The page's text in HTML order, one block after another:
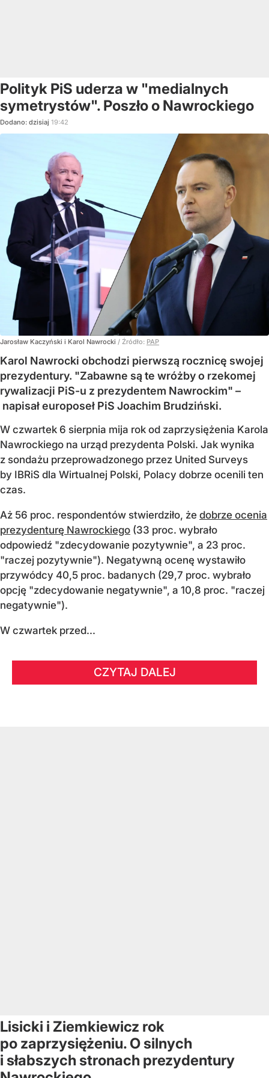
Polityk PiS uderza w "medialnych
symetrystów". Poszło o Nawrockiego
Dodano: dzisiaj 19:42
Jarosław Kaczyński i Karol Nawrocki / Źródło: PAP
Karol Nawrocki obchodzi pierwszą rocznicę swojej
prezydentury. "Zabawne są te wróżby o rzekomej
rywalizacji PiS-u z prezydentem Nawrockim" –
napisał europoseł PiS Joachim Brudziński.
W czwartek 6 sierpnia mija rok od zaprzysiężenia Karola
Nawrockiego na urząd prezydenta Polski. Jak wynika
z sondażu przeprowadzonego przez United Surveys
by IBRiS dla Wirtualnej Polski, Polacy dobrze ocenili ten
czas.
Aż 56 proc. respondentów stwierdziło, że dobrze ocenia
prezydenturę Nawrockiego (33 proc. wybrało
odpowiedź "zdecydowanie pozytywnie", a 23 proc.
"raczej pozytywnie"). Negatywną ocenę wystawiło
przywódcy 40,5 proc. badanych (29,7 proc. wybrało
opcję "zdecydowanie negatywnie", a 10,8 proc. "raczej
negatywnie").
W czwartek przed...
CZYTAJ DALEJ
Lisicki i Ziemkiewicz rok
po zaprzysiężeniu. O silnych
i słabszych stronach prezydentury